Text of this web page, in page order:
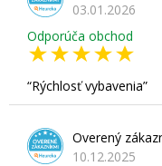
03.01.2026
Odporúča obchod
Rýchlosť vybavenia
Overený
10.12.2025